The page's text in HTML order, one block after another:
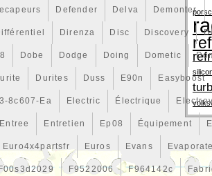
Defender Delva Demonter
Direnza Disc Discovery
Dobe Dodge Doing Dometic
Durites Duss E90n Easyboost
8c607-Ea Electric Électrique
Entree Entretien Ep08 Équipement
Euro4x4partsfr Euros Evans
F00s3d2029 F9522006 F964142c